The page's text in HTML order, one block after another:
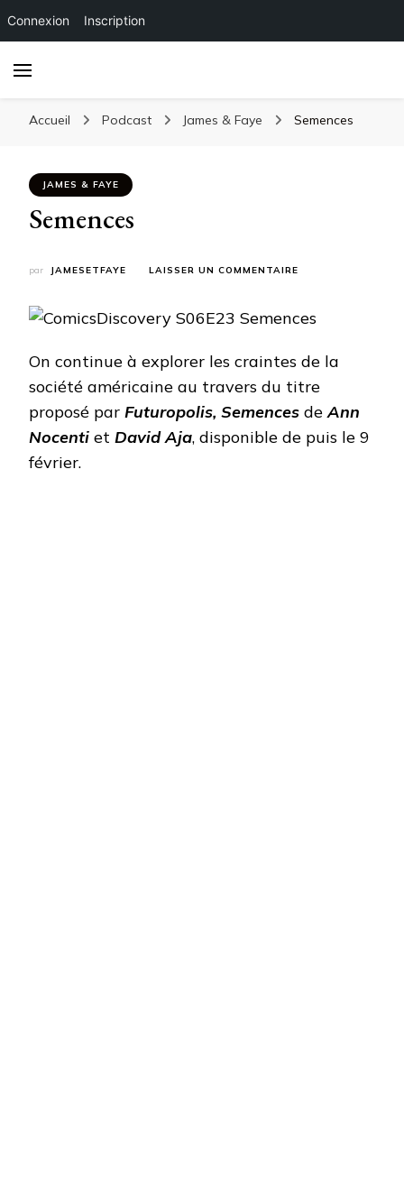
Connexion Inscription
Accueil Podcast James & Faye Semences
JAMES & FAYE
Semences
par JAMESETFAYE LAISSER UN COMMENTAIRE
On continue à explorer les craintes de la
société américaine au travers du titre
proposé par Futuropolis, Semences deAnn
Nocenti et David Aja, disponible de puis le 9
février.